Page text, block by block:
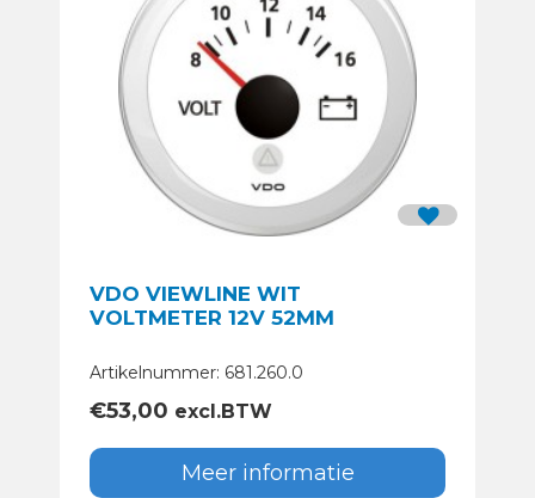
VDO VIEWLINE WIT
VOLTMETER 12V 52MM
Artikelnummer: 681.260.0
€53,00 excl.BTW
Meer informatie